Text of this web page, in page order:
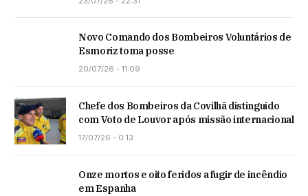
Novo Comando dos Bombeiros Voluntários de
Esmoriz toma posse
20/07/26 - 11:09
Chefe dos Bombeiros da Covilhã distinguido
com Voto de Louvor após missão internacional
17/07/26 - 0:13
Onze mortos e oito feridos a fugir de incêndio
em Espanha